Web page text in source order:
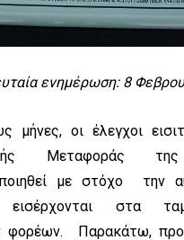
ενημέρωση: 8
μήνες, οι έλεγχοι
Μεταφοράς
με στόχο την
στα
φορέων. Παρακάτω,